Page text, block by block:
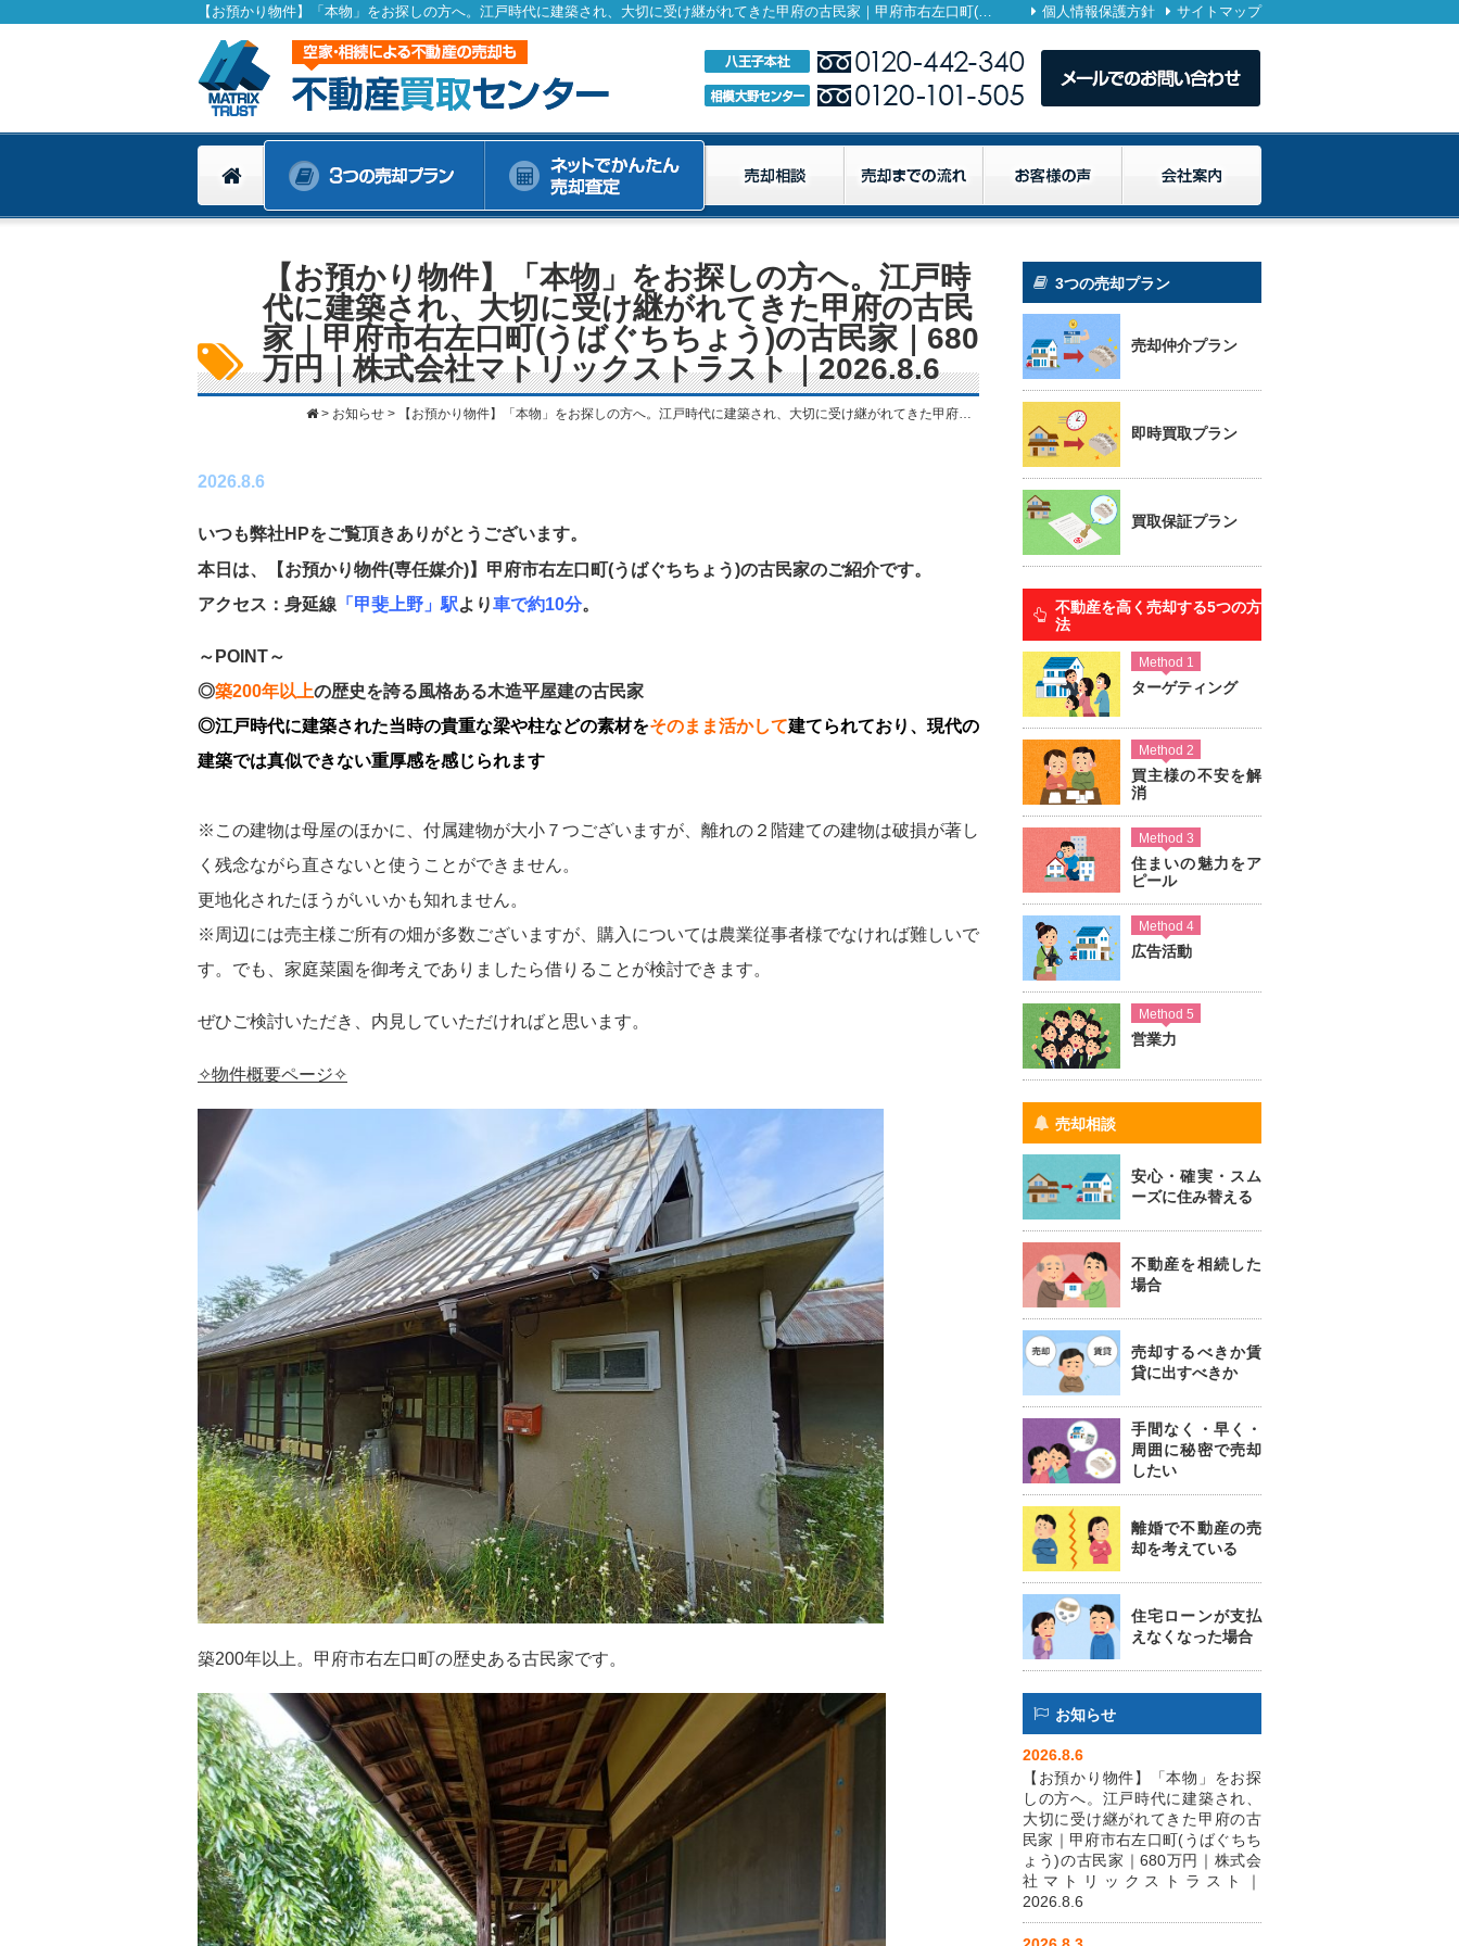
【お預かり物件】「本物」をお探しの方へ。江戸時代に建築され、大切に受け継がれてきた甲府の古民家｜甲府市右左口町(うばぐちちょう)の古民家｜680万円｜株式会社マトリックストラスト｜2026.8.6 – 空き家・相続物件の売却なら1都3県（東京・千葉・埼玉・神奈川）に対応のマトリックストラスト 個人情報保護方針 サイトマップ
【お預かり物件】「本物」をお探しの方へ。江戸時
代に建築され、大切に受け継がれてきた甲府の古民
家｜甲府市右左口町(うばぐちちょう)の古民家｜680
万円｜株式会社マトリックストラスト｜2026.8.6
> お知らせ > 【お預かり物件】「本物」をお探しの方へ。江戸時代に建築され、大切に受け継がれてきた甲府の古民家｜甲府市右左口町(うばぐちちょう)の古民家｜680万円｜株式会社マトリックストラスト｜2026.8.6
2026.8.6
いつも弊社HPをご覧頂きありがとうございます。
本日は、【お預かり物件(専任媒介)】甲府市右左口町(うばぐちちょう)の古民家のご紹介です。
アクセス：身延線 「甲斐上野」駅より車で約10分。
～POINT～
◎築200年以上の歴史を誇る風格ある木造平屋建の古民家
◎江戸時代に建築された当時の貴重な梁や柱などの素材をそのまま活かして建てられており、現代の
建築では真似できない重厚感を感じられます
※この建物は母屋のほかに、付属建物が大小７つございますが、離れの２階建ての建物は破損が著し
く残念ながら直さないと使うことができません。
更地化されたほうがいいかも知れません。
※周辺には売主様ご所有の畑が多数ございますが、購入については農業従事者様でなければ難しいで
す。でも、家庭菜園を御考えでありましたら借りることが検討できます。
ぜひご検討いただき、内見していただければと思います。
✧物件概要ページ✧
築200年以上。甲府市右左口町の歴史ある古民家です。
3つの売却プラン
売却仲介プラン
即時買取プラン
買取保証プラン
不動産を高く売却する5つの方
法
Method 1
ターゲティング
Method 2
買主様の不安を解
消
Method 3
住まいの魅力をア
ピール
Method 4
広告活動
Method 5
営業力
売却相談
安心・確実・スム
ーズに住み替える
不動産を相続した
場合
売却するべきか賃
貸に出すべきか
手間なく・早く・
周囲に秘密で売却
したい
離婚で不動産の売
却を考えている
住宅ローンが支払
えなくなった場合
お知らせ
2026.8.6
【お預かり物件】「本物」をお探
しの方へ。江戸時代に建築され、
大切に受け継がれてきた甲府の古
民家｜甲府市右左口町(うばぐちち
ょう)の古民家｜680万円｜株式会
社マトリックストラスト｜
2026.8.6